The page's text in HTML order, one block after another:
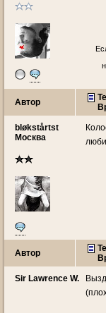
Автор
bløkstårtst
Москва
Автор
Sir Lawrence W.